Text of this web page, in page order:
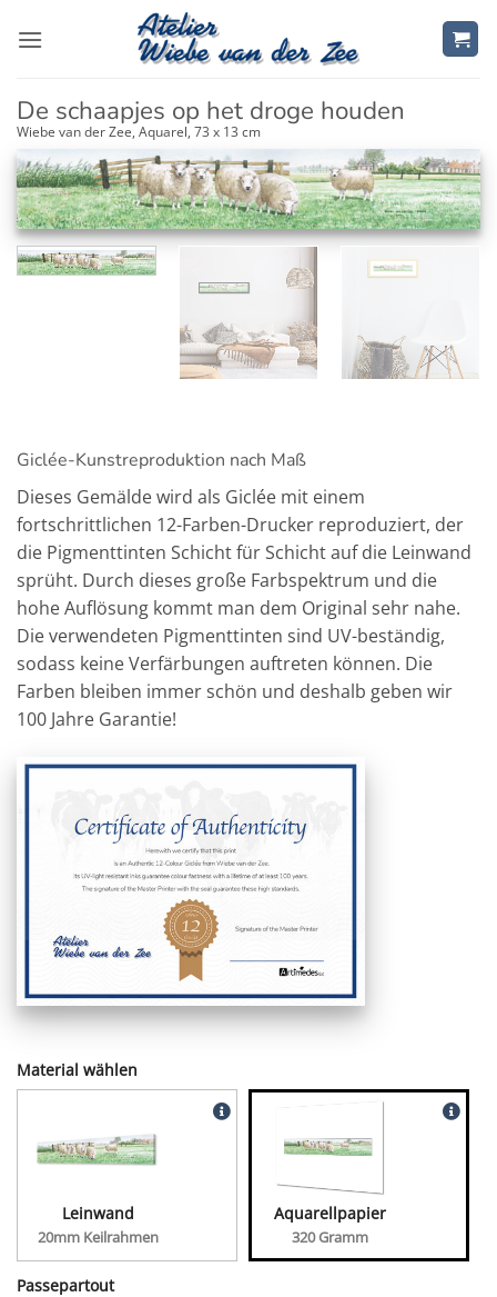
Inhalt
De schaapjes op het droge houden
Wiebe van der Zee, Aquarel, 73 x 13 cm
Giclée-Kunstreproduktion nach Maß
Dieses Gemälde wird als Giclée mit einem
fortschrittlichen 12-Farben-Drucker reproduziert, der
die Pigmenttinten Schicht für Schicht auf die Leinwand
sprüht. Durch dieses große Farbspektrum und die
hohe Auflösung kommt man dem Original sehr nahe.
Die verwendeten Pigmenttinten sind UV-beständig,
sodass keine Verfärbungen auftreten können. Die
Farben bleiben immer schön und deshalb geben wir
100 Jahre Garantie!
Material wählen
Leinwand
20mm Keilrahmen
Aquarellpapier
320 Gramm
Passepartout